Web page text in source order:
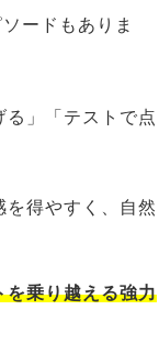
ードもありま
る」「テストで点
得やすく、自然
を乗り越える強力